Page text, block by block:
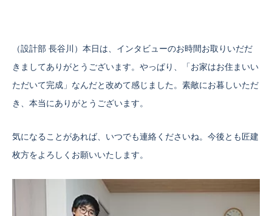
（設計部 長谷川）本日は、インタビューのお時間お取りいだだ
きましてありがとうございます。やっぱり、「お家はお住まいい
ただいて完成」なんだと改めて感じました。素敵にお暮しいただ
き、本当にありがとうございます。
気になることがあれば、いつでも連絡くださいね。今後とも匠建
枚方をよろしくお願いいたします。